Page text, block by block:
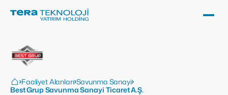
Faaliyet Alanları Savunma Sanayi
Best Grup Savunma Sanayi Ticaret A.Ş.